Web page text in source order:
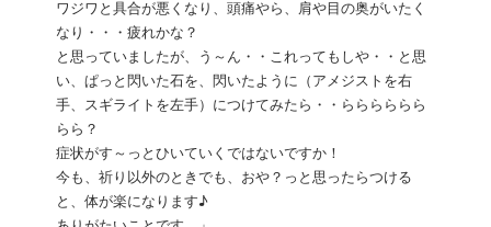
ワジワと具合が悪くなり、頭痛やら、肩や目の奥がいたく
なり・・・疲れかな？
と思っていましたが、う～ん・・これってもしや・・と思
い、ぱっと閃いた石を、閃いたように（アメジストを右
手、スギライトを左手）につけてみたら・・らららららら
らら？
症状がす～っとひいていくではないですか！
今も、祈り以外のときでも、おや？っと思ったらつける
と、体が楽になります♪